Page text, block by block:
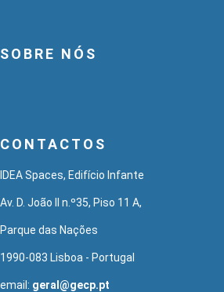
SOBRE NÓS
CONTACTOS
IDEA Spaces, Edifício Infante
Av. D. João II n.º35, Piso 11 A,
Parque das Nações
1990-083 Lisboa - Portugal
email: geral@gecp.pt